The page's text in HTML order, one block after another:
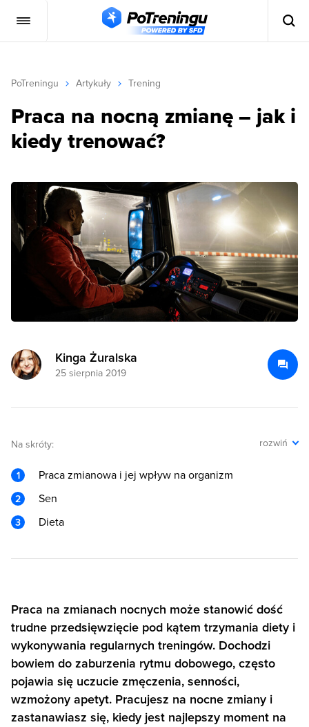
PoTreningu Artykuły Trening
Praca na nocną zmianę – jak i
kiedy trenować?
Kinga Żuralska
25 sierpnia 2019
Na skróty: rozwiń
Praca zmianowa i jej wpływ na organizm
Sen
Dieta
Praca na zmianach nocnych może stanowić dość
trudne przedsięwzięcie pod kątem trzymania diety i
wykonywania regularnych treningów. Dochodzi
bowiem do zaburzenia rytmu dobowego, często
pojawia się uczucie zmęczenia, senności,
wzmożony apetyt. Pracujesz na nocne zmiany i
zastanawiasz się, kiedy jest najlepszy moment na